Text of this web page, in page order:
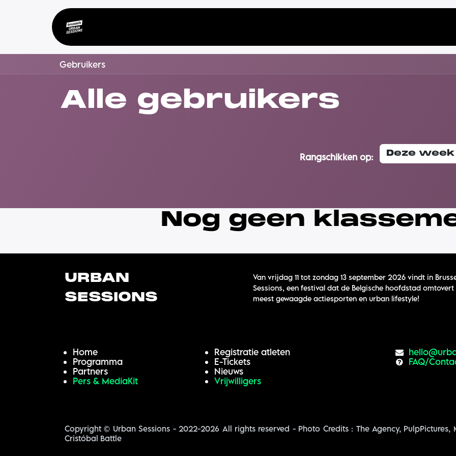
Gebruikers
Alle gebruikers
Rangschikken op: Deze week
Nog geen
URBAN
SESSIONS
Van vrijdag 11 tot zondag 13 september 2026 vindt in
Sessions, een festival dat de Belgische hoofdstad
meest gewaagde actiesporten en urban lifestyle!
FAQ/
Copyright © Urban Sessions - 2022-2026 All rights reserved - Photo Credits : The Agency, PulpPictures,
Cristóbal Battle
Registratie atleten
E-Tickets
Nieuws
Vrijwilligers
Home
Programma
Partners​​
Pers & MediaKit